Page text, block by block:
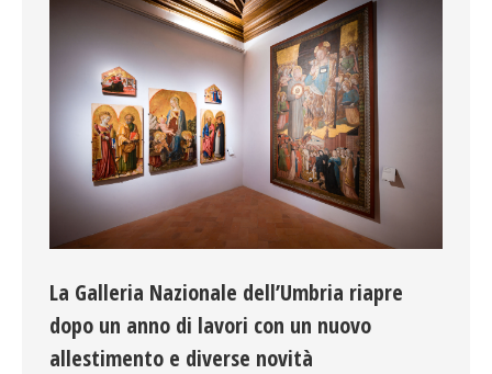
La Galleria Nazionale dell’Umbria riapre
dopo un anno di lavori con un nuovo
allestimento e diverse novità